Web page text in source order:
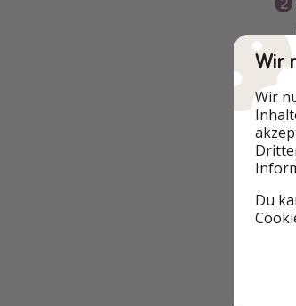
ℹ️
Wir
Wir
Du